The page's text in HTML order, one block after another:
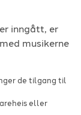
inngått, er
musikerne
de tilgang til
eller